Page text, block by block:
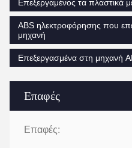
Επαφές
Επαφές:
Επεξεργαμένος τα πλαστικά
ABS ηλεκτροφόρησης που
μηχανή
Επεξεργασμένα στη μηχανή